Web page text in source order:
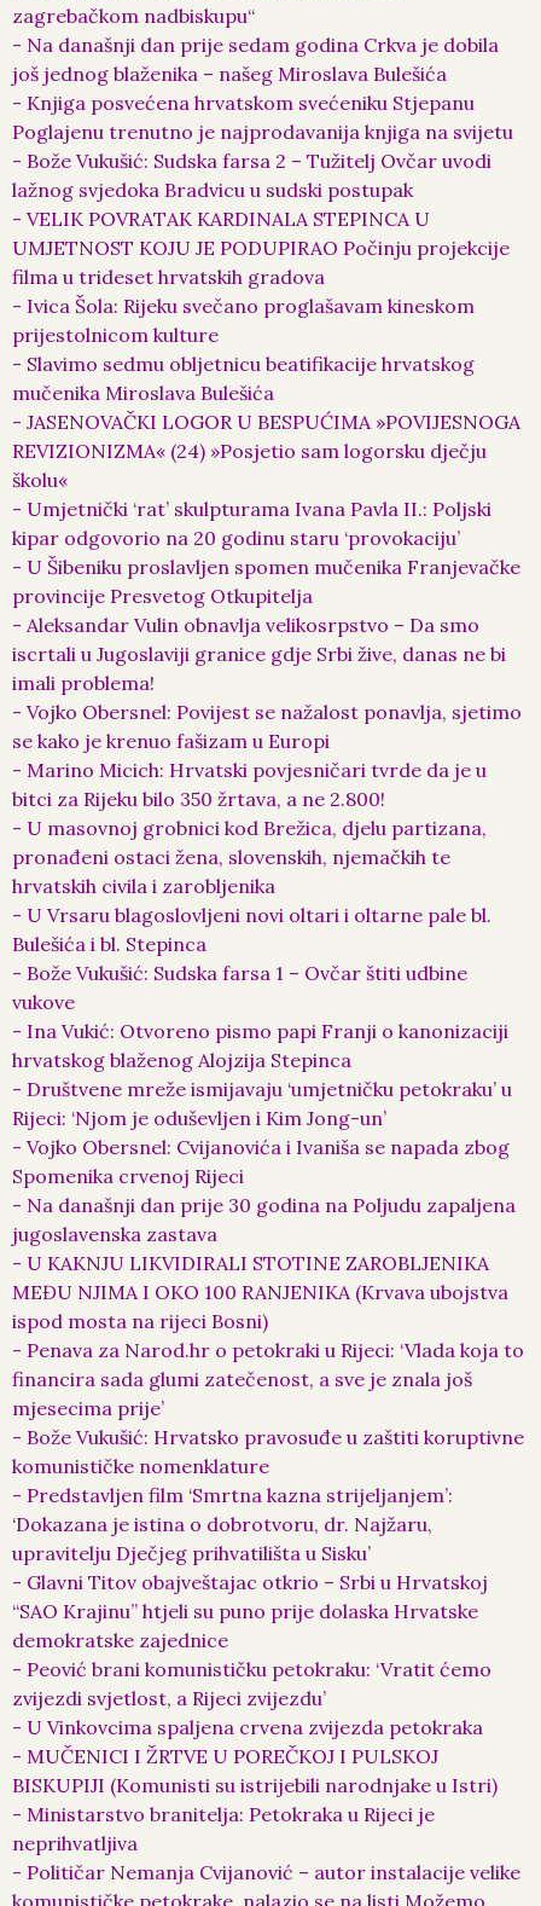
zagrebačkom nadbiskupu“
- Na današnji dan prije sedam godina Crkva je dobila
još jednog blaženika – našeg Miroslava Bulešića
- Knjiga posvećena hrvatskom svećeniku Stjepanu
Poglajenu trenutno je najprodavanija knjiga na svijetu
- Bože Vukušić: Sudska farsa 2 – Tužitelj Ovčar uvodi
lažnog svjedoka Bradvicu u sudski postupak
- VELIK POVRATAK KARDINALA STEPINCA U
UMJETNOST KOJU JE PODUPIRAO Počinju projekcije
filma u trideset hrvatskih gradova
- Ivica Šola: Rijeku svečano proglašavam kineskom
prijestolnicom kulture
- Slavimo sedmu obljetnicu beatifikacije hrvatskog
mučenika Miroslava Bulešića
- JASENOVAČKI LOGOR U BESPUĆIMA »POVIJESNOGA
REVIZIONIZMA« (24) »Posjetio sam logorsku dječju
školu«
- Umjetnički ‘rat’ skulpturama Ivana Pavla II.: Poljski
kipar odgovorio na 20 godinu staru ‘provokaciju’
- U Šibeniku proslavljen spomen mučenika Franjevačke
provincije Presvetog Otkupitelja
- Aleksandar Vulin obnavlja velikosrpstvo – Da smo
iscrtali u Jugoslaviji granice gdje Srbi žive, danas ne bi
imali problema!
- Vojko Obersnel: Povijest se nažalost ponavlja, sjetimo
se kako je krenuo fašizam u Europi
- Marino Micich: Hrvatski povjesničari tvrde da je u
bitci za Rijeku bilo 350 žrtava, a ne 2.800!
- U masovnoj grobnici kod Brežica, djelu partizana,
pronađeni ostaci žena, slovenskih, njemačkih te
hrvatskih civila i zarobljenika
- U Vrsaru blagoslovljeni novi oltari i oltarne pale bl.
Bulešića i bl. Stepinca
- Bože Vukušić: Sudska farsa 1 – Ovčar štiti udbine
vukove
- Ina Vukić: Otvoreno pismo papi Franji o kanonizaciji
hrvatskog blaženog Alojzija Stepinca
- Društvene mreže ismijavaju ‘umjetničku petokraku’ u
Rijeci: ‘Njom je oduševljen i Kim Jong-un’
- Vojko Obersnel: Cvijanovića i Ivaniša se napada zbog
Spomenika crvenoj Rijeci
- Na današnji dan prije 30 godina na Poljudu zapaljena
jugoslavenska zastava
- U KAKNJU LIKVIDIRALI STOTINE ZAROBLJENIKA
MEĐU NJIMA I OKO 100 RANJENIKA (Krvava ubojstva
ispod mosta na rijeci Bosni)
- Penava za Narod.hr o petokraki u Rijeci: ‘Vlada koja to
financira sada glumi zatečenost, a sve je znala još
mjesecima prije’
- Bože Vukušić: Hrvatsko pravosuđe u zaštiti koruptivne
komunističke nomenklature
- Predstavljen film ‘Smrtna kazna strijeljanjem’:
‘Dokazana je istina o dobrotvoru, dr. Najžaru,
upravitelju Dječjeg prihvatilišta u Sisku’
- Glavni Titov obajveštajac otkrio – Srbi u Hrvatskoj
“SAO Krajinu” htjeli su puno prije dolaska Hrvatske
demokratske zajednice
- Peović brani komunističku petokraku: ‘Vratit ćemo
zvijezdi svjetlost, a Rijeci zvijezdu’
- U Vinkovcima spaljena crvena zvijezda petokraka
- MUČENICI I ŽRTVE U POREČKOJ I PULSKOJ
BISKUPIJI (Komunisti su istrijebili narodnjake u Istri)
- Ministarstvo branitelja: Petokraka u Rijeci je
neprihvatljiva
- Političar Nemanja Cvijanović – autor instalacije velike
komunističke petokrake, nalazio se na listi Možemo,